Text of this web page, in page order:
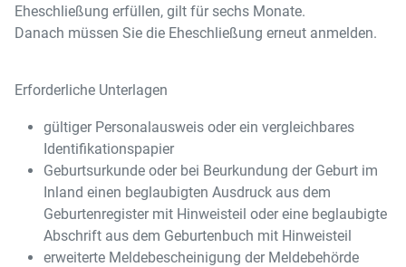
Eheschließung erfüllen, gilt für sechs Monate.
Danach müssen Sie die Eheschließung erneut anmelden.
Erforderliche Unterlagen
gültiger Personalausweis oder ein vergleichbares
Identifikationspapier
Geburtsurkunde oder bei Beurkundung der Geburt im
Inland einen beglaubigten Ausdruck aus dem
Geburtenregister mit Hinweisteil oder eine beglaubigte
Abschrift aus dem Geburtenbuch mit Hinweisteil
erweiterte Meldebescheinigung der Meldebehörde